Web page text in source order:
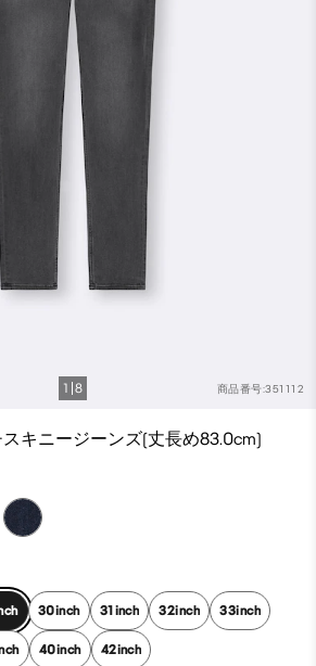
商品番号:351112
1 8
キニージーンズ(丈長め83.0cm)
30inch 31inch 32inch 33inch
40inch 42inch